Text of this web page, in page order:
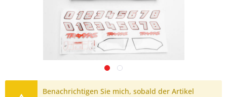
Benachrichtigen Sie mich, sobald der Artikel